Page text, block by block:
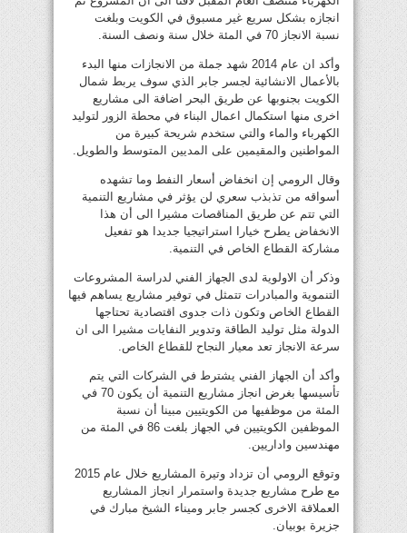
انجازه بشكل سريع غير مسبوق في الكويت وبلغت
نسبة الانجاز 70 في المئة خلال سنة ونصف السنة.
وأكد ان عام 2014 شهد جملة من الانجازات منها البدء
بالأعمال الانشائية لجسر جابر الذي سوف يربط شمال
الكويت بجنوبها عن طريق البحر اضافة الى مشاريع
اخرى منها استكمال اعمال البناء في محطة الزور لتوليد
الكهرباء والماء والتي ستخدم شريحة كبيرة من
المواطنين والمقيمين على المديين المتوسط والطويل.
وقال الرومي إن انخفاض أسعار النفط وما تشهده
أسواقه من تذبذب سعري لن يؤثر في مشاريع التنمية
التي تتم عن طريق المناقصات مشيرا الى أن هذا
الانخفاض يطرح خيارا استراتيجيا جديدا هو تفعيل
مشاركة القطاع الخاص في التنمية.
وذكر أن الاولوية لدى الجهاز الفني لدراسة المشروعات
التنموية والمبادرات تتمثل في توفير مشاريع يساهم فيها
القطاع الخاص وتكون ذات جدوى اقتصادية تحتاجها
الدولة مثل توليد الطاقة وتدوير النفايات مشيرا الى ان
سرعة الانجاز تعد معيار النجاح للقطاع الخاص.
وأكد أن الجهاز الفني يشترط في الشركات التي يتم
تأسيسها بغرض انجاز مشاريع التنمية أن يكون 70 في
المئة من موظفيها من الكويتيين مبينا أن نسبة
الموظفين الكويتيين في الجهاز بلغت 86 في المئة من
مهندسين واداريين.
وتوقع الرومي أن تزداد وتيرة المشاريع خلال عام 2015
مع طرح مشاريع جديدة واستمرار انجاز المشاريع
العملاقة الاخرى كجسر جابر وميناء الشيخ مبارك في
جزيرة بوبيان.